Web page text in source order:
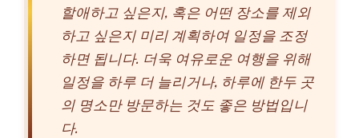
할애하고 싶은지, 혹은 어떤 장소를 제외
하고 싶은지 미리 계획하여 일정을 조정
하면 됩니다. 더욱 여유로운 여행을 위해
일정을 하루 더 늘리거나, 하루에 한두 곳
의 명소만 방문하는 것도 좋은 방법입니
다.